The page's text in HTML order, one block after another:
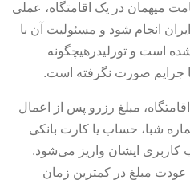
میهمان در یک اقامتگاه، عملی
انجام شود و مسئولیت آن با
است و تورلیدرهیچگونه
جرایم صورت نگرفته است.
مبلغ رزرو پس از اعمال
شبا، حساب یا کارت بانکی
ایشان واریز می‌شود.
عودت مبلغ در کمترین زمان